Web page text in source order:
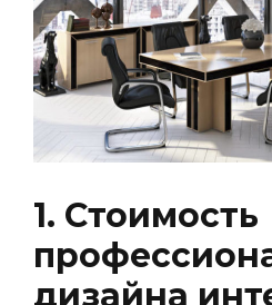
1. Стоимость
дизайна